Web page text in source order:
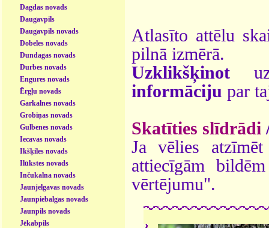
Dagdas novads
Daugavpils
Daugavpils novads
Dobeles novads
Dundagas novads
Durbes novads
Engures novads
Ērgļu novads
Garkalnes novads
Grobiņas novads
Gulbenes novads
Iecavas novads
Ikšķiles novads
Ilūkstes novads
Inčukalna novads
Jaunjelgavas novads
Jaunpiebalgas novads
Jaunpils novads
Jēkabpils
Atlasīto attēlu
pilnā izmērā.
Uzklikšķinot
informāciju par
Skatīties slīdrādi
Ja vēlies
attiecīgām
vērtējumu".